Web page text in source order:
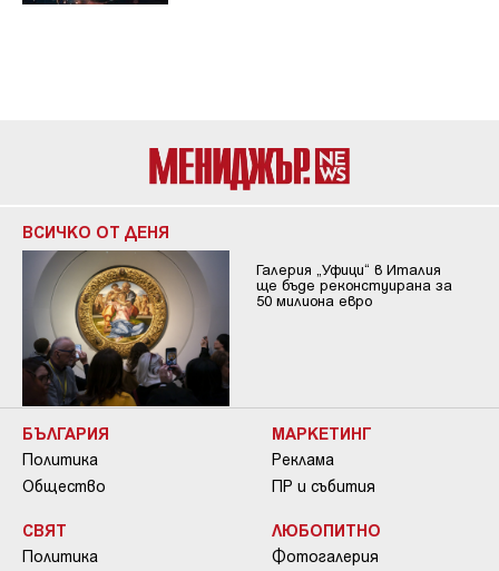
ВСИЧКО ОТ ДЕНЯ
Галерия „Уфици“ в Италия
ще бъде реконстуирана за
50 милиона евро
БЪЛГАРИЯ
Политика
Общество
СВЯТ
Политика
МАРКЕТИНГ
Реклама
ПР и събития
ЛЮБОПИТНО
Фотогалерия